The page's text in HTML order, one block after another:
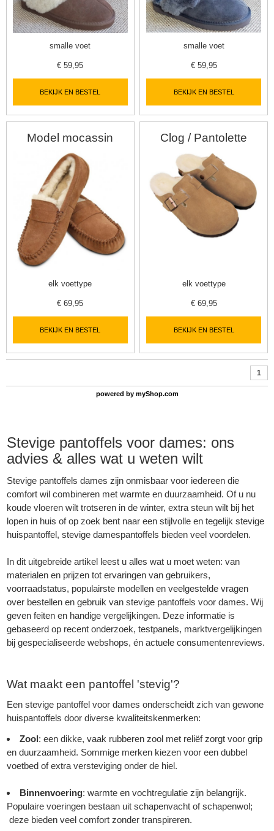
smalle voet
€59,95
BEKIJK EN BESTEL
smalle voet
€ 59,95
BEKIJK EN BESTEL
Model mocassin
elk voettype
€69,95
BEKIJK EN BESTEL
Clog / Pantolette
elk voettype
€ 69,95
BEKIJK EN BESTEL
1
powered by myShop.com
Stevige pantoffels voor dames: ons
advies & alles wat u weten wilt
Stevige pantoffels dames zijn onmisbaar voor iedereen die
comfort wil combineren met warmte en duurzaamheid. Of u nu
koude vloeren wilt trotseren in de winter, extra steun wilt bij het
lopen in huis of op zoek bent naar een stijlvolle en tegelijk stevige
huispantoffel, stevige damespantoffels bieden veel voordelen.
In dit uitgebreide artikel leest u alles wat u moet weten: van
materialen en prijzen tot ervaringen van gebruikers,
voorraadstatus, populairste modellen en veelgestelde vragen
over bestellen en gebruik van stevige pantoffels voor dames. Wij
geven feiten en handige vergelijkingen. Deze informatie is
gebaseerd op recent onderzoek, testpanels, marktvergelijkingen
bij gespecialiseerde webshops, én actuele consumentenreviews.
Wat maakt een pantoffel 'stevig'?
Een stevige pantoffel voor dames onderscheidt zich van gewone
huispantoffels door diverse kwaliteitskenmerken:
Zool: een dikke, vaak rubberen zool met reliëf zorgt voor grip
en duurzaamheid. Sommige merken kiezen voor een dubbel
voetbed of extra versteviging onder de hiel.
Binnenvoering: warmte en vochtregulatie zijn belangrijk.
Populaire voeringen bestaan uit schapenvacht of schapenwol;
deze bieden veel comfort zonder transpireren.